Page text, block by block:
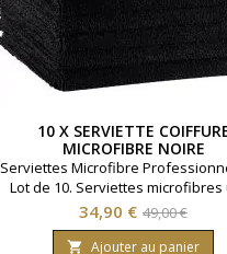
10 X SERVIETTE
MICROFIBRE NOIRE
Serviettes Microfibre
Lot de 10. Serviettes microfibres
absorbantes idéales pour les
coiffure. Légères et à séchage
elles essorent les cheveux
Prix
34,90 € Prix
de
49,00 €
 Ajouter au panier